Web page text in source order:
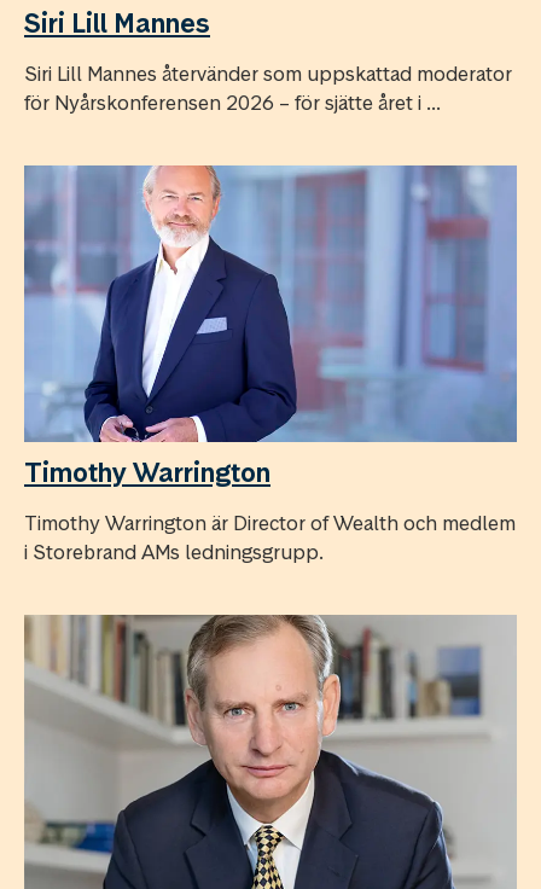
Siri Lill Mannes
Siri Lill Mannes återvänder som uppskattad moderator
för Nyårskonferensen 2026 – för sjätte året i ...
Timothy Warrington
Timothy Warrington är Director of Wealth och medlem
i Storebrand AMs ledningsgrupp.